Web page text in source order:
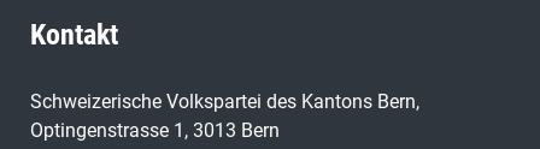
Kontakt
Schweizerische Volkspartei des Kantons Bern,
Optingenstrasse 1, 3013 Bern